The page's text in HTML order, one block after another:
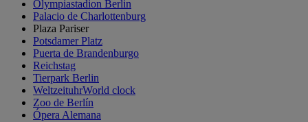
Olympiastadion Berlin
Palacio de Charlottenburg
Plaza Pariser
Potsdamer Platz
Puerta de Brandenburgo
Reichstag
Tierpark Berlin
WeltzeituhrWorld clock
Zoo de Berlín
Ópera Alemana